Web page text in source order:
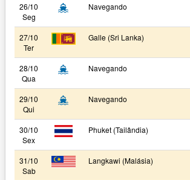
26/10
Seg
Navegando
27/10
Ter
Galle (Sri Lanka)
28/10
Qua
Navegando
29/10
Qui
Navegando
30/10
Sex
Phuket (Tailândia)
31/10
Sab
Langkawi (Malásia)